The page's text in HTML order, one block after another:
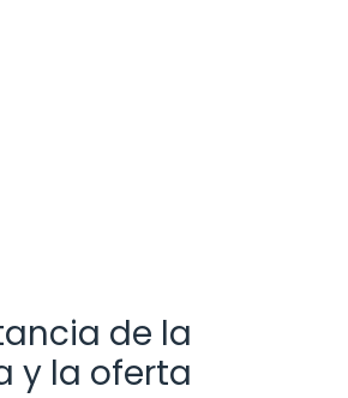
de la
y la oferta